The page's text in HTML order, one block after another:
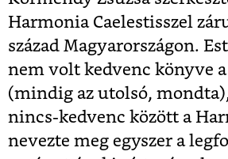
Harmonia Caelestisszel
század Magyarországon.
nem volt kedvenc könyve
(mindig az utolsó,
nincs-kedvenc között a
nevezte meg egyszer a